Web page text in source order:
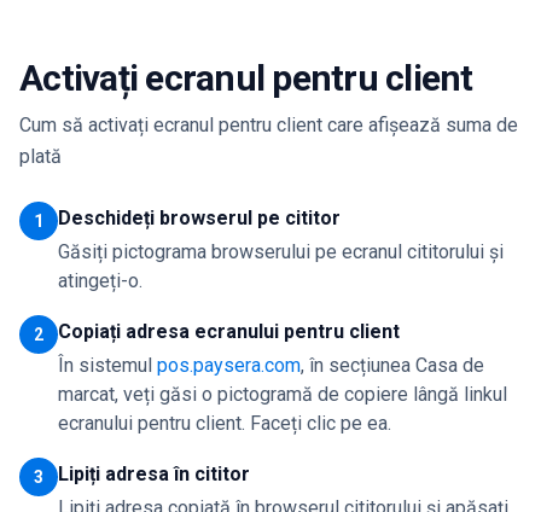
Activați ecranul pentru client
Cum să activați ecranul pentru client care afișează suma de
plată
1
Deschideți browserul pe cititor
Găsiți pictograma browserului pe ecranul cititorului și
atingeți-o.
2
Copiați adresa ecranului pentru client
În sistemul pos.paysera.com, în secțiunea Casa de
marcat, veți găsi o pictogramă de copiere lângă linkul
ecranului pentru client. Faceți clic pe ea.
3
Lipiți adresa în cititor